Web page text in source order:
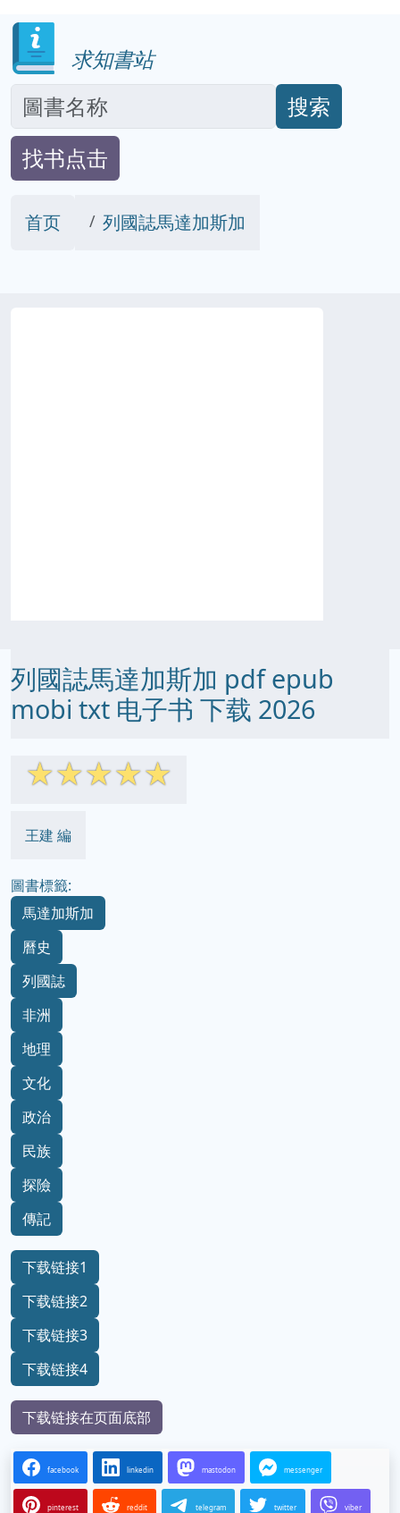
求知書站
搜索
找书点击
首页 列國誌馬達加斯加
列國誌馬達加斯加 pdf epub
mobi txt 电子书 下载 2026
☆☆☆☆☆
王建 編
圖書標籤:
馬達加斯加
曆史
列國誌
非洲
地理
文化
政治
民族
探險
傳記
下载链接1
下载链接2
下载链接3
下载链接4
下载链接在页面底部
facebook linkedin mastodon messenger
pinterest reddit telegram twitter viber